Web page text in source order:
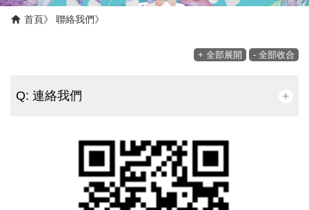
首頁 聯絡我們
+ 全部展開 - 全部收合
+
Q: 連絡我們